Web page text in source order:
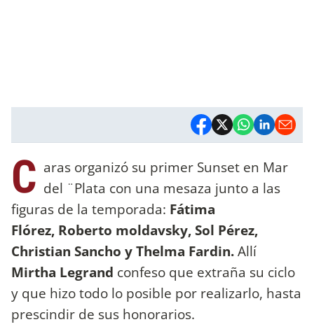
C aras organizó su primer Sunset en Mar
del ¨Plata con una mesaza junto a las
figuras de la temporada: Fátima
Flórez, Roberto moldavsky, Sol Pérez,
Christian Sancho y Thelma Fardin.Allí
Mirtha Legrand confeso que extraña su ciclo
y que hizo todo lo posible por realizarlo, hasta
prescindir de sus honorarios.